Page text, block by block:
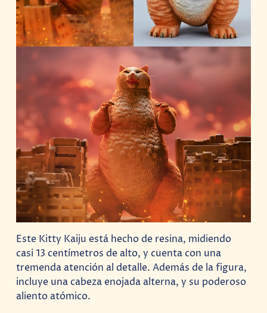
Este Kitty Kaiju está hecho de resina, midiendo
casi 13 centímetros de alto, y cuenta con una
tremenda atención al detalle. Además de la figura,
incluye una cabeza enojada alterna, y su poderoso
aliento atómico.